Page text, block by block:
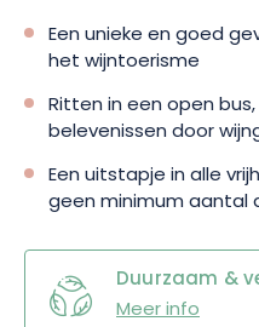
Een unieke en goed
het wijntoerisme
Ritten in een open
belevenissen door
Een uitstapje in alle
geen minimum aantal
Duurzaam &
Meer info